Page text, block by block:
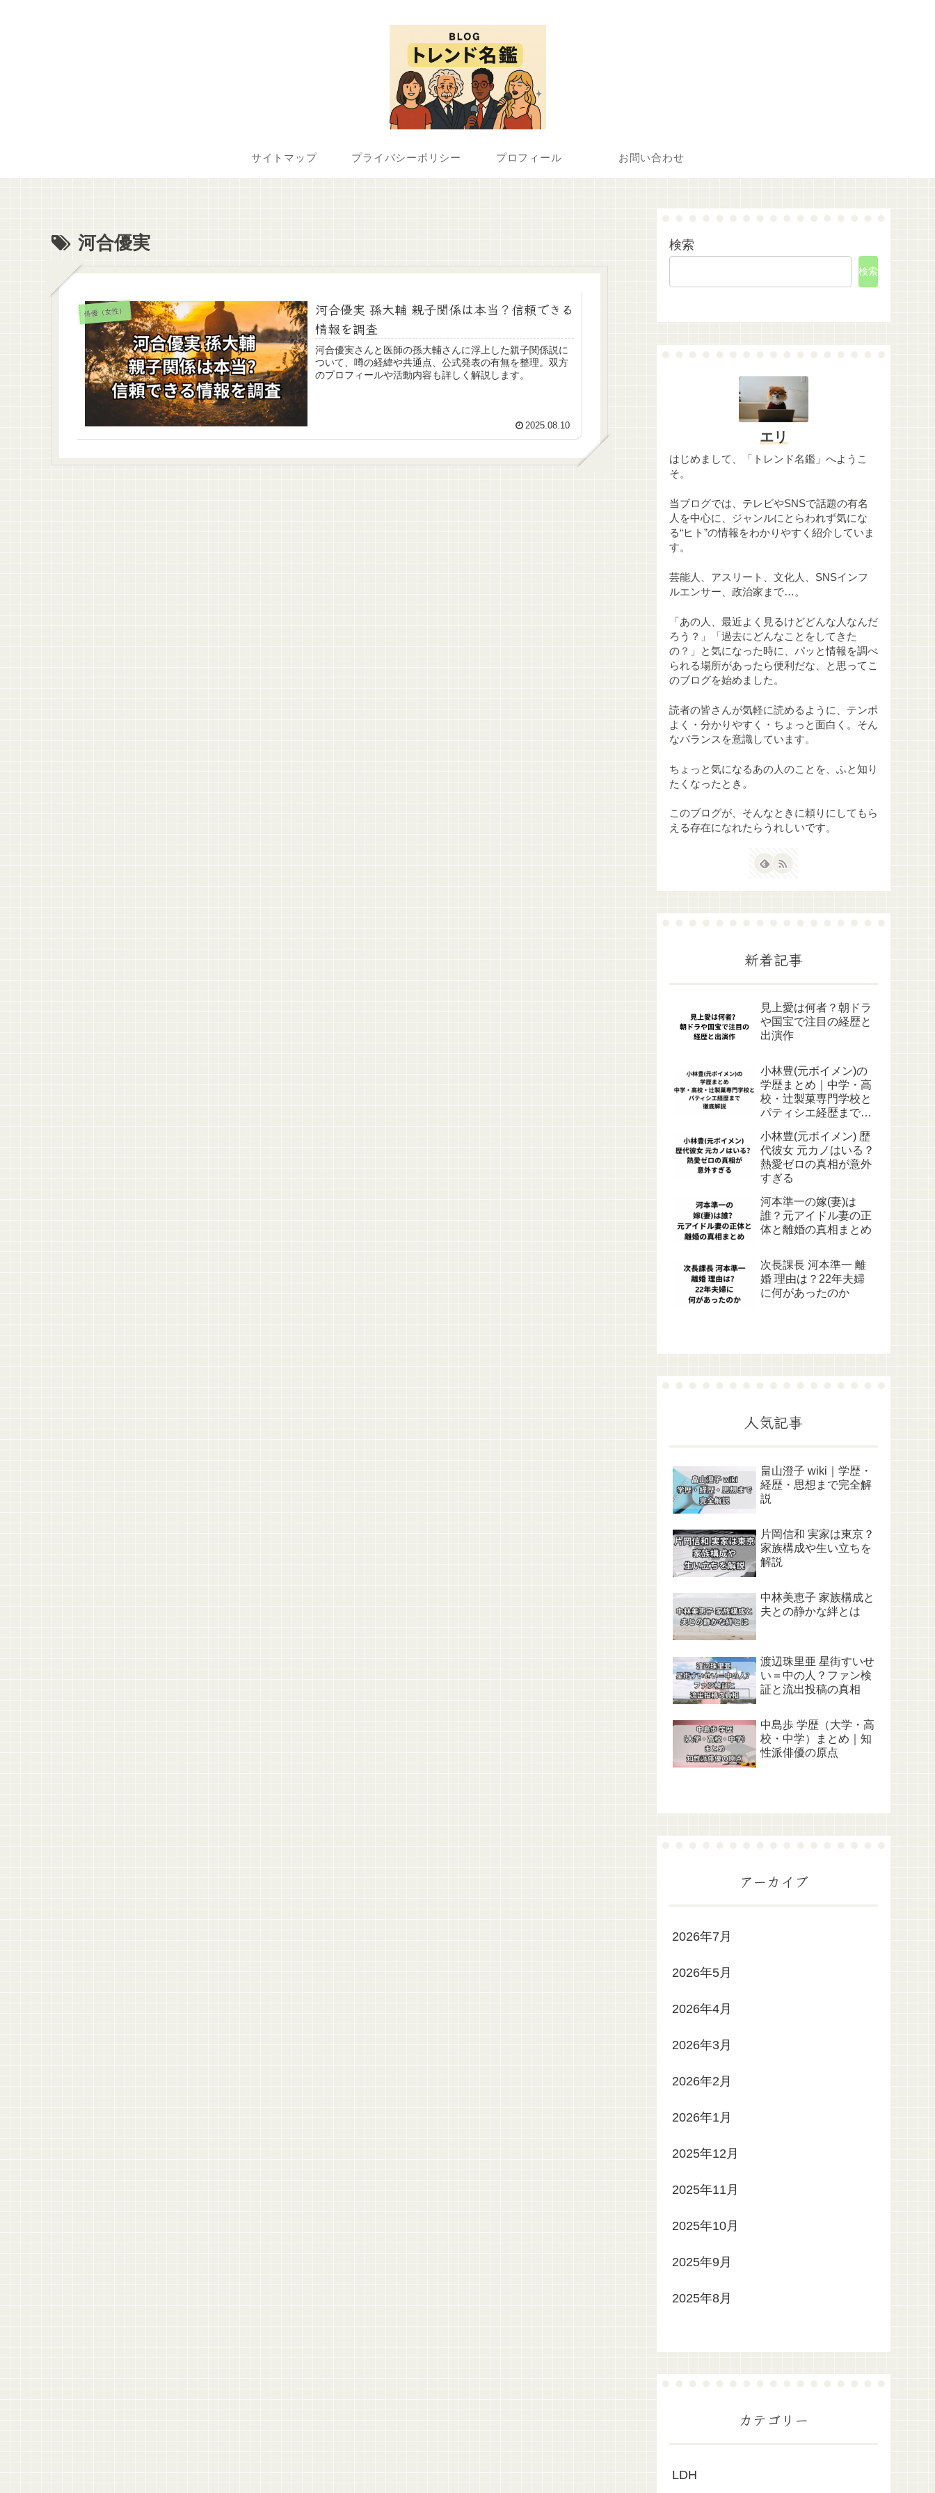
サイトマップ プライバシーポリシー プロフィール お問い合わせ
河合優実
俳優（女性）
河合優実 孫大輔 親子関係は本当？信頼できる
情報を調査
河合優実さんと医師の孫大輔さんに浮上した親子関係説に
ついて、噂の経緯や共通点、公式発表の有無を整理。双方
のプロフィールや活動内容も詳しく解説します。
2025.08.10
検索
検索
エリ
はじめまして、「トレンド名鑑」へようこ
そ。
当ブログでは、テレビやSNSで話題の有名
人を中心に、ジャンルにとらわれず気にな
る“ヒト”の情報をわかりやすく紹介していま
す。
芸能人、アスリート、文化人、SNSインフ
ルエンサー、政治家まで…。
「あの人、最近よく見るけどどんな人なんだ
ろう？」「過去にどんなことをしてきた
の？」と気になった時に、パッと情報を調べ
られる場所があったら便利だな、と思ってこ
のブログを始めました。
読者の皆さんが気軽に読めるように、テンポ
よく・分かりやすく・ちょっと面白く。そん
なバランスを意識しています。
ちょっと気になるあの人のことを、ふと知り
たくなったとき。
このブログが、そんなときに頼りにしてもら
える存在になれたらうれしいです。
新着記事
見上愛は何者？朝ドラ
や国宝で注目の経歴と
出演作
小林豊(元ボイメン)の
学歴まとめ｜中学・高
校・辻製菓専門学校と
パティシエ経歴まで徹
小林豊(元ボイメン) 歴
代彼女 元カノはいる？
熱愛ゼロの真相が意外
すぎる
河本準一の嫁(妻)は
誰？元アイドル妻の正
体と離婚の真相まとめ
次長課長 河本準一 離
婚 理由は？22年夫婦
に何があったのか
人気記事
畠山澄子 wiki｜学歴・
経歴・思想まで完全解
説
片岡信和 実家は東京？
家族構成や生い立ちを
解説
中林美恵子 家族構成と
夫との静かな絆とは
渡辺珠里亜 星街すいせ
い＝中の人？ファン検
証と流出投稿の真相
中島歩 学歴（大学・高
校・中学）まとめ｜知
性派俳優の原点
アーカイブ
2026年7月
2026年5月
2026年4月
2026年3月
2026年2月
2026年1月
2025年12月
2025年11月
2025年10月
2025年9月
2025年8月
カテゴリー
LDH